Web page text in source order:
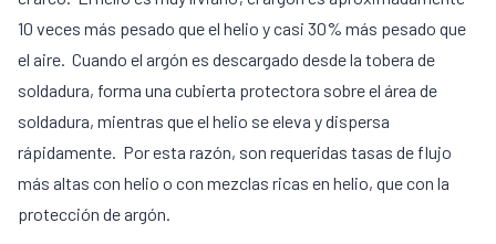
10 veces más pesado que el helio y casi 30% más pesado que
el aire. Cuando el argón es descargado desde la tobera de
soldadura, forma una cubierta protectora sobre el área de
soldadura, mientras que el helio se eleva y dispersa
rápidamente. Por esta razón, son requeridas tasas de flujo
más altas con helio o con mezclas ricas en helio, que con la
protección de argón.